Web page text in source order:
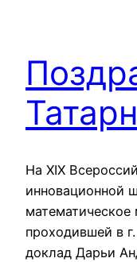
На XIX
инновационной
проходившей в
доклад Дарьи